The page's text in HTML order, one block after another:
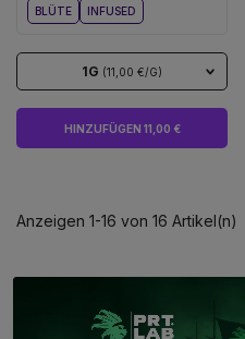
BLÜTE INFUSED
1G (11,00 €/G)
HINZUFÜGEN 11,00 €
Anzeigen 1-16 von 16 Artikel(n)